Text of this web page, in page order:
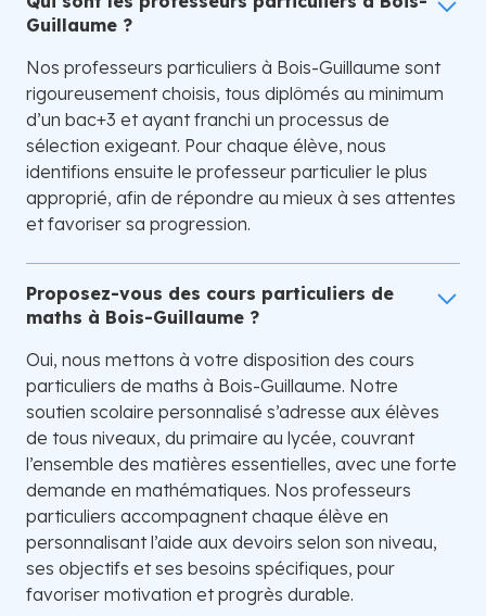
Guillaume ?
Nos professeurs particuliers à Bois-Guillaume sont
rigoureusement choisis, tous diplômés au minimum
d’un bac+3 et ayant franchi un processus de
sélection exigeant. Pour chaque élève, nous
identifions ensuite le professeur particulier le plus
approprié, afin de répondre au mieux à ses attentes
et favoriser sa progression.
Proposez-vous des cours particuliers de
maths à Bois-Guillaume ?
Oui, nous mettons à votre disposition des cours
particuliers de maths à Bois-Guillaume. Notre
soutien scolaire personnalisé s’adresse aux élèves
de tous niveaux, du primaire au lycée, couvrant
l’ensemble des matières essentielles, avec une forte
demande en mathématiques. Nos professeurs
particuliers accompagnent chaque élève en
personnalisant l’aide aux devoirs selon son niveau,
ses objectifs et ses besoins spécifiques, pour
favoriser motivation et progrès durable.